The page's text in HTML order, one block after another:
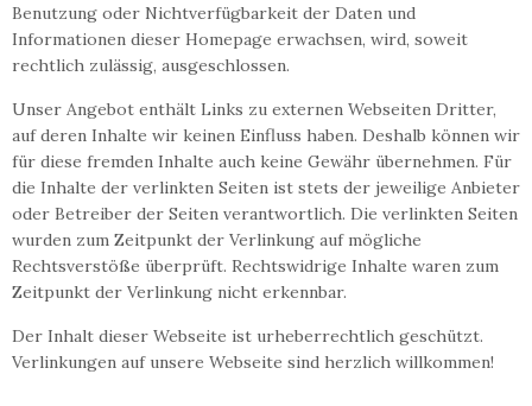
Benutzung oder Nichtverfügbarkeit der Daten und
Informationen dieser Homepage erwachsen, wird, soweit
rechtlich zulässig, ausgeschlossen.
Unser Angebot enthält Links zu externen Webseiten Dritter,
auf deren Inhalte wir keinen Einfluss haben. Deshalb können wir
für diese fremden Inhalte auch keine Gewähr übernehmen. Für
die Inhalte der verlinkten Seiten ist stets der jeweilige Anbieter
oder Betreiber der Seiten verantwortlich. Die verlinkten Seiten
wurden zum Zeitpunkt der Verlinkung auf mögliche
Rechtsverstöße überprüft. Rechtswidrige Inhalte waren zum
Zeitpunkt der Verlinkung nicht erkennbar.
Der Inhalt dieser Webseite ist urheberrechtlich geschützt.
Verlinkungen auf unsere Webseite sind herzlich willkommen!